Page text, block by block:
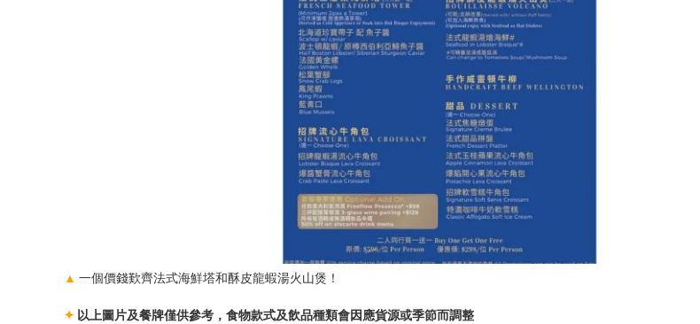
▲ 一個價錢歎齊法式海鮮塔和酥皮龍蝦湯火山煲！
✦ 以上圖片及餐牌僅供參考，食物款式及飲品種類會因應貨源或季節而調整